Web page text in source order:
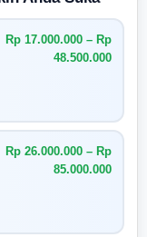
Rp 17.000.000 – Rp
48.500.000
Rp 26.000.000 – Rp
85.000.000